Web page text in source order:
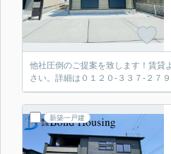
他社圧倒のご提案を致します！賃貸
さい。詳細は０１２０-３３７-２７
新築一戸建